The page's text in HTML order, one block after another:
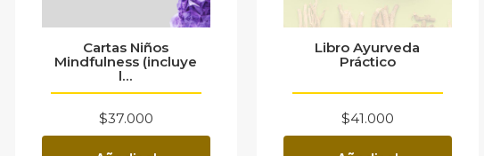
Cartas Niños
Mindfulness (incluye
l...
$37.000
Libro Ayurveda
Práctico
$41.000